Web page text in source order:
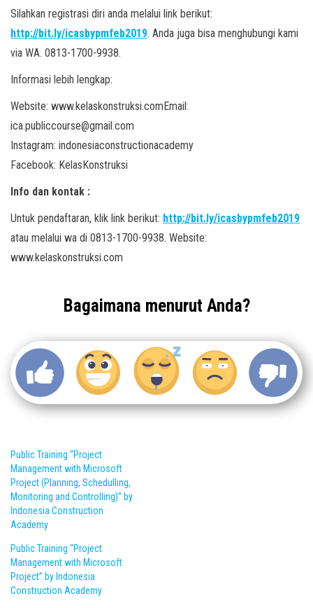
Silahkan registrasi diri anda melalui link berikut:
http://bit.ly/icasbypmfeb2019. Anda juga bisa menghubungi kami
via WA. 0813-1700-9938.
Informasi lebih lengkap:
Website: www.kelaskonstruksi.comEmail:
ica.publiccourse@gmail.com
Instagram: indonesiaconstructionacademy
Facebook: KelasKonstruksi
Info dan kontak :
Untuk pendaftaran, klik link berikut: http://bit.ly/icasbypmfeb2019
atau melalui wa di 0813-1700-9938. Website:
www.kelaskonstruksi.com
Bagaimana menurut Anda?
Public Training “Project
Management with Microsoft
Project (Planning, Schedulling,
Monitoring and Controlling)” by
Indonesia Construction
Academy
Public Training “Project
Management with Microsoft
Project” by Indonesia
Construction Academy